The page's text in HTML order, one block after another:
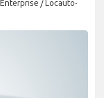
/ Locauto-